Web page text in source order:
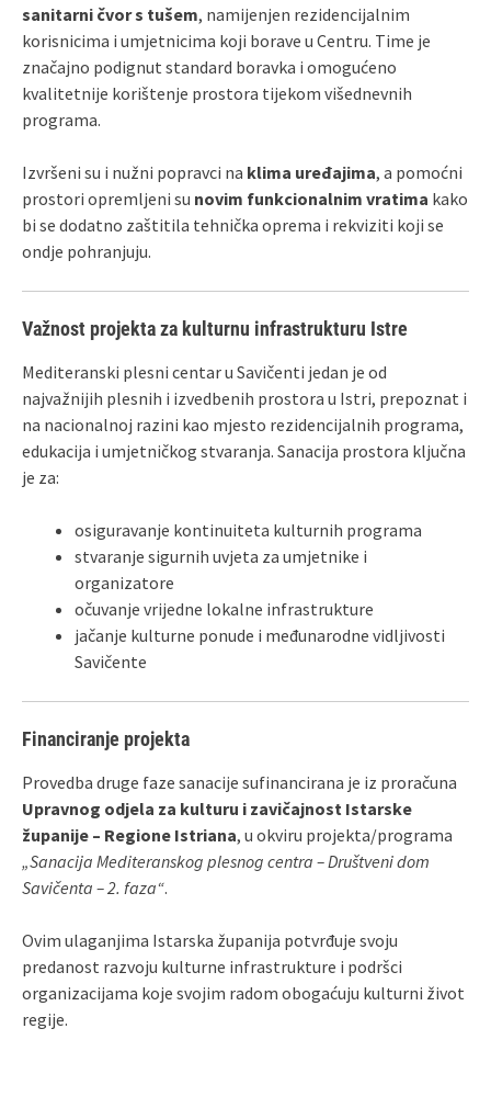
sanitarni čvor s tušem, namijenjen rezidencijalnim
korisnicima i umjetnicima koji borave u Centru. Time je
značajno podignut standard boravka i omogućeno
kvalitetnije korištenje prostora tijekom višednevnih
programa.
Izvršeni su i nužni popravci na klima uređajima, a pomoćni
prostori opremljeni su novim funkcionalnim vratima kako
bi se dodatno zaštitila tehnička oprema i rekviziti koji se
ondje pohranjuju.
Važnost projekta za kulturnu infrastrukturu Istre
Mediteranski plesni centar u Savičenti jedan je od
najvažnijih plesnih i izvedbenih prostora u Istri, prepoznat i
na nacionalnoj razini kao mjesto rezidencijalnih programa,
edukacija i umjetničkog stvaranja. Sanacija prostora ključna
je za:
osiguravanje kontinuiteta kulturnih programa
stvaranje sigurnih uvjeta za umjetnike i
organizatore
očuvanje vrijedne lokalne infrastrukture
jačanje kulturne ponude i međunarodne vidljivosti
Savičente
Financiranje projekta
Provedba druge faze sanacije sufinancirana je iz proračuna
Upravnog odjela za kulturu i zavičajnost Istarske
županije – Regione Istriana, u okviru projekta/programa
„Sanacija Mediteranskog plesnog centra – Društveni dom
Savičenta – 2. faza“.
Ovim ulaganjima Istarska županija potvrđuje svoju
predanost razvoju kulturne infrastrukture i podršci
organizacijama koje svojim radom obogaćuju kulturni život
regije.